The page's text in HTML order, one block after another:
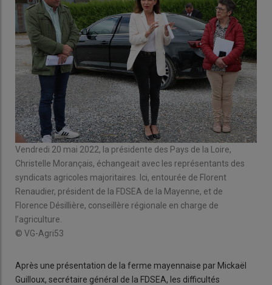
Vendredi 20 mai 2022, la présidente des Pays de la Loire,
Christelle Morançais, échangeait avec les représentants des
syndicats agricoles majoritaires. Ici, entourée de Florent
Renaudier, président de la FDSEA de la Mayenne, et de
Florence Désillière, conseillère régionale en charge de
l’agriculture.
© VG-Agri53
Après une présentation de la ferme mayennaise par Mickaël
Guilloux, secrétaire général de la FDSEA, les difficultés